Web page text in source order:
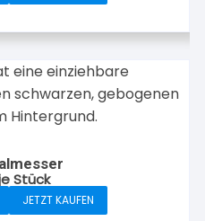
Stück
JETZT KAUFEN